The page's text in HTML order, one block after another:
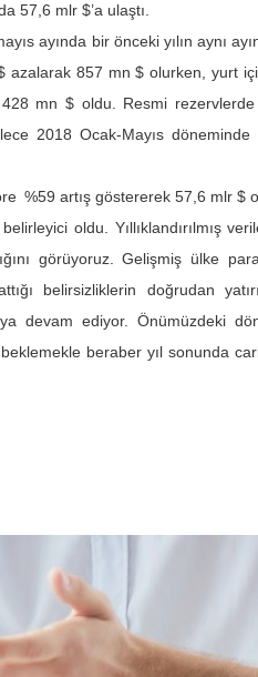
57,6 mlr $’a ulaştı.
ayında bir önceki yılın aynı
azalarak 857 mn $ olurken, yurt
428 mn $ oldu. Resmi
2018 Ocak-Mayıs
%59 artış göstererek 57,6 mlr $
oldu. Yıllıklandırılmış
görüyoruz. Gelişmiş ülke
belirsizliklerin doğrudan
devam ediyor. Önümüzdeki
beraber yıl sonunda cari